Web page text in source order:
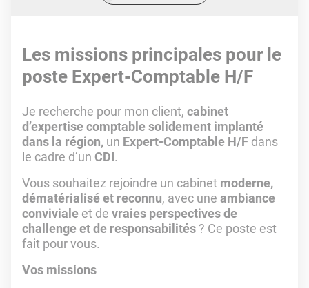
Les missions principales pour le
poste Expert-Comptable H/F
Je recherche pour mon client, cabinet
d’expertise comptable solidement implanté
dans la région, un Expert-Comptable H/F dans
le cadre d’un CDI.
Vous souhaitez rejoindre un cabinet moderne,
dématérialisé et reconnu, avec une ambiance
conviviale et de vraies perspectives de
challenge et de responsabilités ? Ce poste est
fait pour vous.
Vos missions